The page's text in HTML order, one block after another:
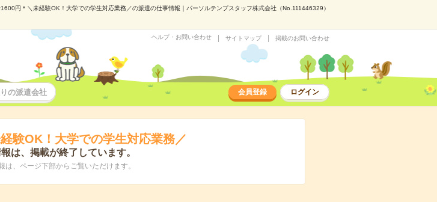
円＊＼未経験OK！大学での学生対応業務／の派遣の仕事情報｜パーソルテンプスタッフ株式会社（No.111446329）
ヘルプ・お問い合わせ サイトマップ 掲載のお問い合わせ
の派遣会社 会員登録 ログイン
験OK！大学での学生対応業務／
は、掲載が終了しています。
は、ページ下部からご覧いただけます。